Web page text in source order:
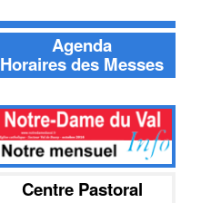
Agenda
Horaires des Messes
Centre Pastoral